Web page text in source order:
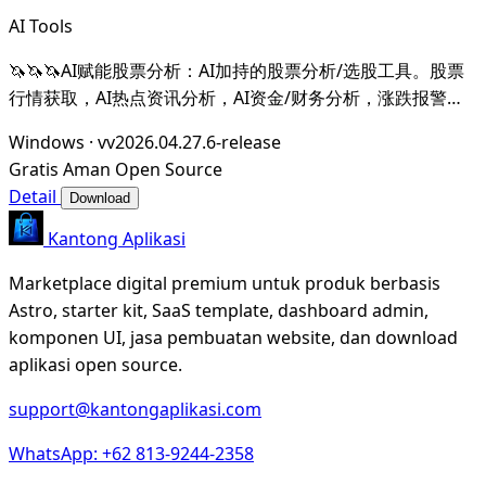
AI Tools
🦄🦄🦄AI赋能股票分析：AI加持的股票分析/选股工具。股票
行情获取，AI热点资讯分析，AI资金/财务分析，涨跌报警推
辅助选股等。数据全部保留在本地。支持DeepSeek，
OpenAI， Ollama，LMStudio，AnythingL
Windows · vv2026.04.27.6-release
Gratis Aman Open Source
Detail
Download
Kantong Aplikasi
Marketplace digital premium untuk produk berbasis
Astro, starter kit, SaaS template, dashboard admin,
komponen UI, jasa pembuatan website, dan download
aplikasi open source.
support@kantongaplikasi.com
WhatsApp: +62 813-9244-2358